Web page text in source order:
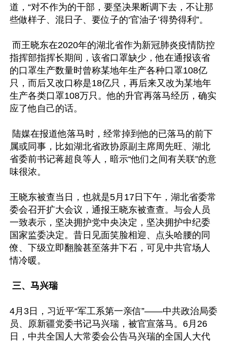
道，“对不作为的干部，要坚决果断调下去，不让那
些做样子、混日子、要位子的‘官油子’得势得利”。
指挥部指挥长期间，该省口罩缺少，他在通报该省
的口罩生产数量时曾称某地年生产各种口罩108亿
只，而后又改口称是18亿只，再后来又改为某地年
生产各类口罩108万只。他的升官再落马经历，确实
应了他自己的话。
属或同事，比如湖北省政协原副主席周先旺、湖北
省委前书记蒋超良等人，暗示“他们之间有关联”的意
味很浓。
王晓东被查当日，也就是5月17日下午，湖北省委常
委会召开扩大会议，通报王晓东被查查。与会人员
一致表示，坚决拥护党中央决定，坚决拥护中纪委
国家监委决定。昔日见面笑脸相迎、点头哈腰的同
僚、下级立即翻脸甚至落井下石，可见中共官场人
情冷暖。
三、马兴瑞
4月3日，习近平“军工系第一亲信”——中共政治局委
员、原新疆党委书记马兴瑞，被官宣落马。6月26
日，中共全国人大常委会公告马兴瑞的全国人大代